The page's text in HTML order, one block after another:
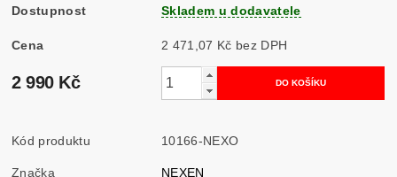
Dostupnost Skladem u dodavatele
Cena 2 471,07 Kč bez DPH
2 990 Kč
Kód produktu 10166-NEXO
Značka NEXEN